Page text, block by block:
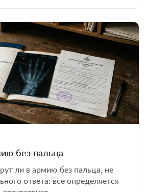
без пальца
ли в армию без пальца, не
ответа: все определяется